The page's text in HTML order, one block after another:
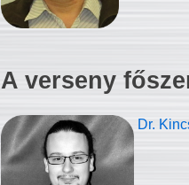
A verseny
Dr.